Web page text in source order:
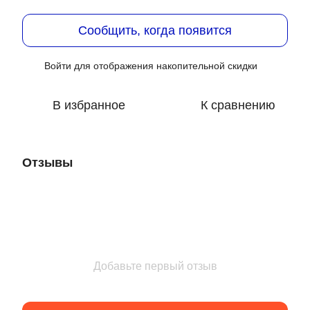
Сообщить, когда появится
Войти для отображения накопительной скидки
В избранное К сравнению
Отзывы
Добавьте первый отзыв